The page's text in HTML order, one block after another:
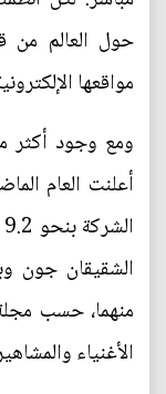
حول العالم من
مواقعها
أعلنت العام
منهما، حسب
الأغنياء